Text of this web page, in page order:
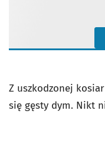
Z uszkodzonej
się gęsty dym. Nikt